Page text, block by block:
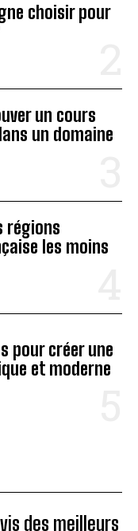
choisir pour
un cours
un domaine
régions
les moins
pour créer une
et moderne
des meilleurs